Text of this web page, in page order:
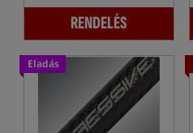
RENDELÉS
Eladás